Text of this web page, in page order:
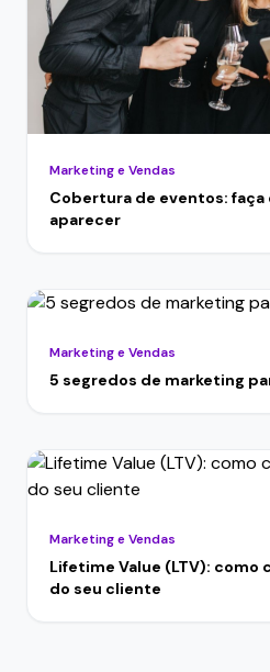
Marketing e Vendas
Cobertura de eventos:
aparecer
Marketing e Vendas
5 segredos de marketing
Marketing e Vendas
Lifetime Value (LTV): como
do seu cliente